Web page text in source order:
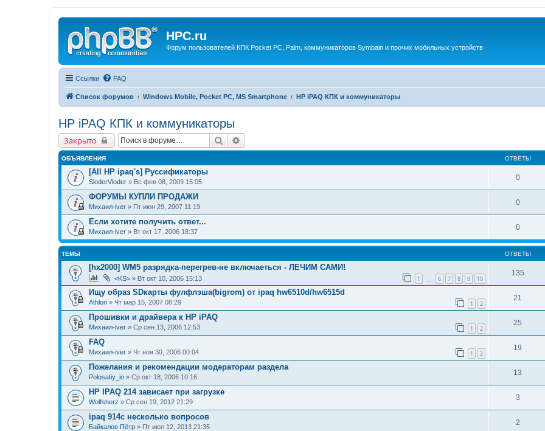
HPC.ru
Форум пользователей КПК Pocket PC, Palm, коммуникаторов Symbain и прочих мобильных устройств
Ссылки FAQ
Список форумов Windows Mobile, Pocket PC, MS Smartphone HP iPAQ КПК и коммуникаторы
HP iPAQ КПК и коммуникаторы
Закрыто Поиск
ОБЪЯВЛЕНИЯ ОТВЕТЫ
[All HP ipaq's] Руссификаторы
SloderVloder » Вс фев 08, 2009 15:05
0
ФОРУМЫ КУПЛИ ПРОДАЖИ
Михаил-iver » Пт июн 29, 2007 11:19
0
Если хотите получить ответ...
Михаил-iver » Вт окт 17, 2006 18:37
0
ТЕМЫ ОТВЕТЫ
[hx2000] WM5 разрядка-перегрев-не включаеться - ЛЕЧИМ САМИ!
<KS> » Вт окт 10, 2006 15:13 1 6 7 8 9 10
135
Ищу образ SDкарты фулфлэша(bigrom) от ipaq hw6510d/hw6515d
Athlon » Чт мар 15, 2007 08:29 1 2
21
Прошивки и драйвера к НР iPAQ
Михаил-iver » Ср сен 13, 2006 12:53 1 2
25
FAQ
Михаил-iver » Чт ноя 30, 2006 00:04 1 2
19
Пожелания и рекомендации модераторам раздела
Polosatiy_io » Ср окт 18, 2006 10:16
13
HP IPAQ 214 зависает при загрузке
Wolfsherz » Ср сен 19, 2012 21:29
3
ipaq 914c несколько вопросов
Байкалов Пётр » Пт июл 12, 2013 21:35
2